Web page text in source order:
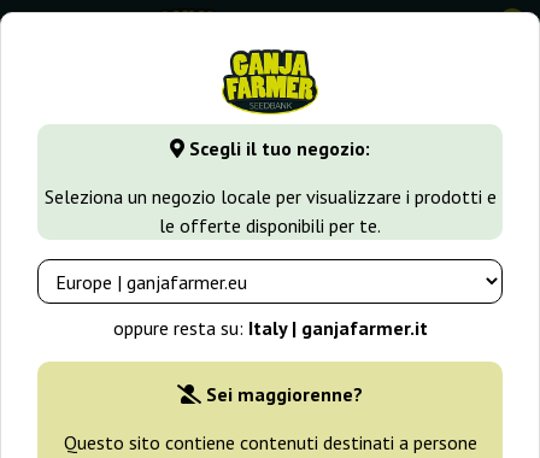
Scegli il tuo negozio:
Seleziona un negozio locale per visualizzare i prodotti e
le offerte disponibili per te.
oppure resta su: Italy | ganjafarmer.it
Sei maggiorenne?
Questo sito contiene contenuti destinati a persone
0
GanjaFarmer.it Tipi di Semi Semi Indica Auto Super